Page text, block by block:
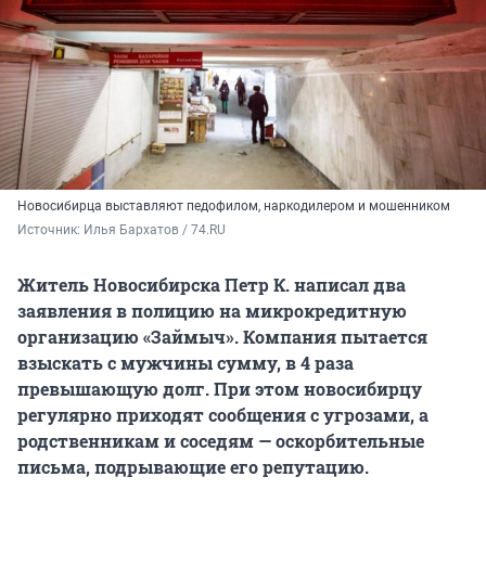
Новосибирца выставляют педофилом, наркодилером и мошенником
Источник: Илья Бархатов / 74.RU
Житель Новосибирска Петр К. написал два
заявления в полицию на микрокредитную
организацию «Займыч». Компания пытается
взыскать с мужчины сумму, в 4 раза
превышающую долг. При этом новосибирцу
регулярно приходят сообщения с угрозами, а
родственникам и соседям — оскорбительные
письма, подрывающие его репутацию.